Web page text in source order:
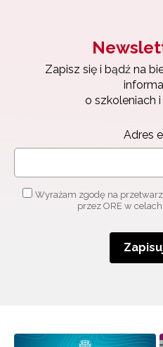
Zapisz się i bądź na
o szkoleniach
Adres
Wyrażam zgodę na
przez ORE w